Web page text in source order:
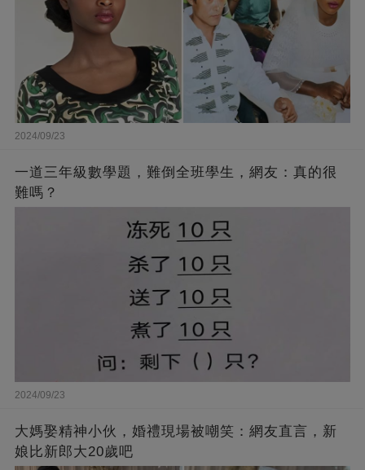
2024/09/23
一道三年級數學題，難倒全班學生，網友：真的很
難嗎？
2024/09/23
大媽娶精神小伙，婚禮現場被嘲笑：網友直言，新
娘比新郎大20歲吧